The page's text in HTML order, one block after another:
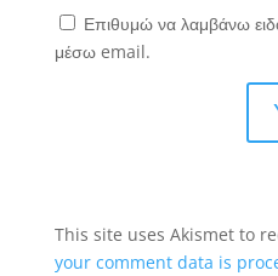
Επιθυμώ να λαμβάνω
μέσω email.
This site uses Akismet to
your comment data is